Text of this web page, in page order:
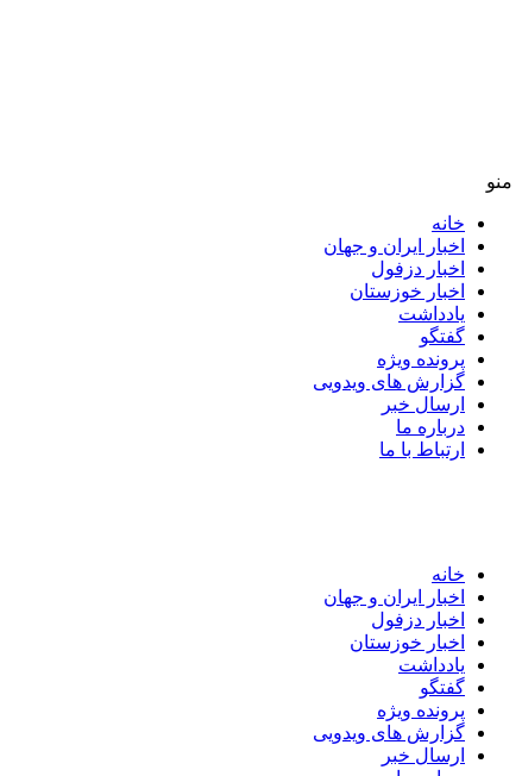
منو
خانه
اخبار ایران و جهان
اخبار دزفول
اخبار خوزستان
یادداشت
گفتگو
پرونده ویژه
گزارش های ویدویی
ارسال خبر
درباره ما
ارتباط با ما
خانه
اخبار ایران و جهان
اخبار دزفول
اخبار خوزستان
یادداشت
گفتگو
پرونده ویژه
گزارش های ویدویی
ارسال خبر